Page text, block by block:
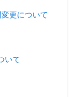
更について
いて